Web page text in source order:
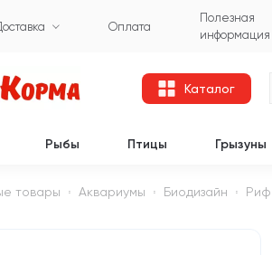
Оплата
Полезная
информация
Каталог
Рыбы Птицы Грызуны
товары Аквариумы Биодизайн Риф